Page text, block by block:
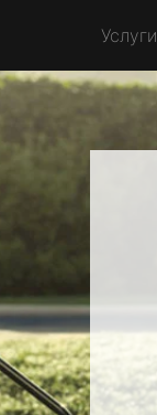
Услуги